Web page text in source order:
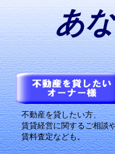
あ
不動産を貸したい方、
賃貸経営に関するご相談
賃料査定なども。